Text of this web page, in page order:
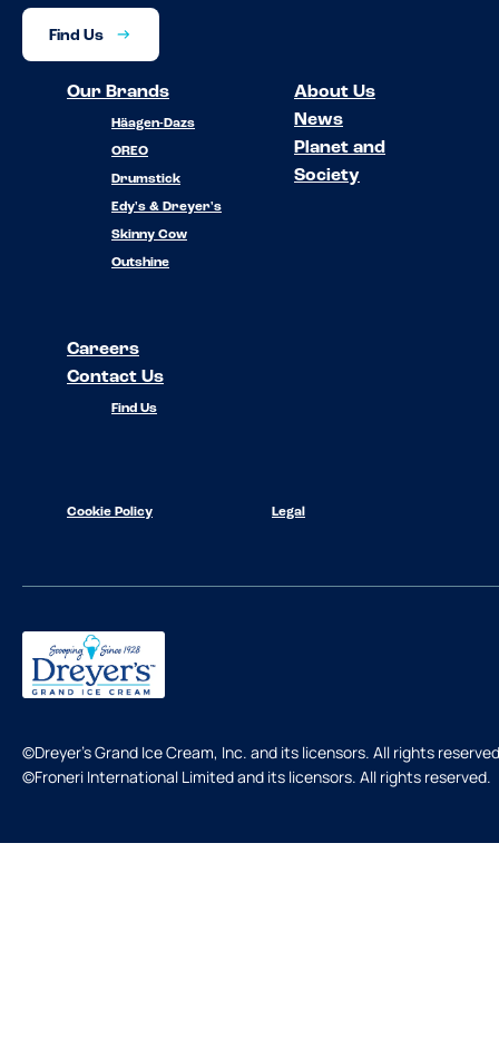
Find Us
Our Brands
Häagen-Dazs
OREO
Drumstick
Edy's & Dreyer's
Skinny Cow
Outshine
About Us
News
Planet and
Society
Careers
Contact Us
Find Us
Cookie Policy Legal
©Dreyer's Grand Ice Cream, Inc. and its licensors. All rights
©Froneri International Limited and its licensors. All rights reserved.